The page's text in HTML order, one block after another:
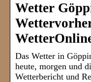
Wetter
Das Wetter in
heute, morgen und
Wetterbericht und